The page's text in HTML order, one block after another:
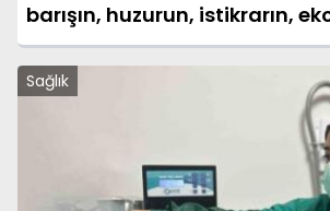
barışın, huzurun, istikrarın,
güçlendiği bir Türkiye
Sağlık